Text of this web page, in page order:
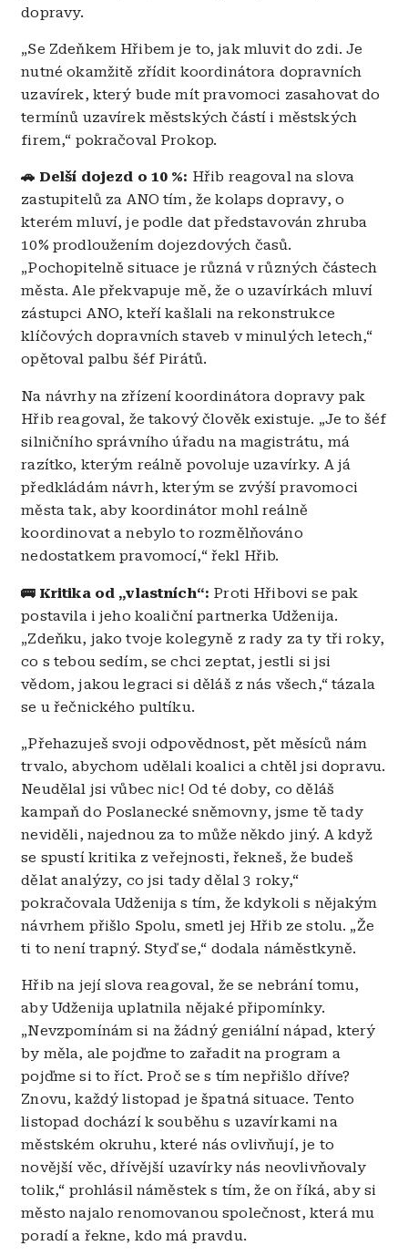
dopravy.
„Se Zdeňkem Hřibem je to, jak mluvit do zdi. Je
nutné okamžitě zřídit koordinátora dopravních
uzavírek, který bude mít pravomoci zasahovat do
termínů uzavírek městských částí i městských
firem,“ pokračoval Prokop.
🚗 Delší dojezd o 10 %: Hřib reagoval na slova
zastupitelů za ANO tím, že kolaps dopravy, o
kterém mluví, je podle dat představován zhruba
10% prodloužením dojezdových časů.
„Pochopitelně situace je různá v různých částech
města. Ale překvapuje mě, že o uzavírkách mluví
zástupci ANO, kteří kašlali na rekonstrukce
klíčových dopravních staveb v minulých letech,“
opětoval palbu šéf Pirátů.
Na návrhy na zřízení koordinátora dopravy pak
Hřib reagoval, že takový člověk existuje. „Je to šéf
silničního správního úřadu na magistrátu, má
razítko, kterým reálně povoluje uzavírky. A já
předkládám návrh, kterým se zvýší pravomoci
města tak, aby koordinátor mohl reálně
koordinovat a nebylo to rozmělňováno
nedostatkem pravomocí,“ řekl Hřib.
🚌 Kritika od „vlastních“: Proti Hřibovi se pak
postavila i jeho koaliční partnerka Udženija.
„Zdeňku, jako tvoje kolegyně z rady za ty tři roky,
co s tebou sedím, se chci zeptat, jestli si jsi
vědom, jakou legraci si děláš z nás všech,“ tázala
se u řečnického pultíku.
„Přehazuješ svoji odpovědnost, pět měsíců nám
trvalo, abychom udělali koalici a chtěl jsi dopravu.
Neudělal jsi vůbec nic! Od té doby, co děláš
kampaň do Poslanecké sněmovny, jsme tě tady
neviděli, najednou za to může někdo jiný. A když
se spustí kritika z veřejnosti, řekneš, že budeš
dělat analýzy, co jsi tady dělal 3 roky,“
pokračovala Udženija s tím, že kdykoli s nějakým
návrhem přišlo Spolu, smetl jej Hřib ze stolu. „Že
ti to není trapný. Styď se,“ dodala náměstkyně.
Hřib na její slova reagoval, že se nebrání tomu,
aby Udženija uplatnila nějaké připomínky.
„Nevzpomínám si na žádný geniální nápad, který
by měla, ale pojďme to zařadit na program a
pojďme si to říct. Proč se s tím nepřišlo dříve?
Znovu, každý listopad je špatná situace. Tento
listopad dochází k souběhu s uzavírkami na
městském okruhu, které nás ovlivňují, je to
novější věc, dřívější uzavírky nás neovlivňovaly
tolik,“ prohlásil náměstek s tím, že on říká, aby si
město najalo renomovanou společnost, která mu
poradí a řekne, kdo má pravdu.